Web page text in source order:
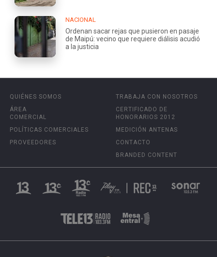
NACIONAL
Ordenan sacar rejas que pusieron en pasaje
de Maipú: vecino que requiere diálisis acudió
a la justicia
QUIÉNES SOMOS
ÁREA
COMERCIAL
POLÍTICAS COMERCIALES
PROVEEDORES
TRABAJA CON NOSOTROS
CERTIFICADO DE
HONORARIOS 2012
MEDICIÓN ANTENAS
CONTACTO
BRANDED CONTENT